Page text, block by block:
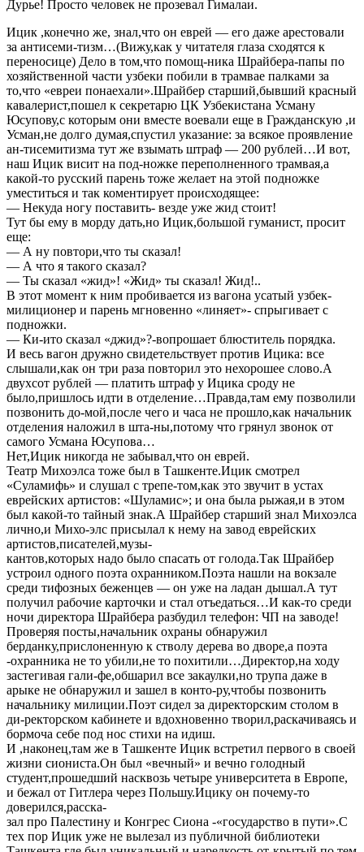
Дурье! Просто человек не прозевал Гималаи.
Ицик ,конечно же, знал,что он еврей — его даже арестовали
за антисеми-тизм…(Вижу,как у читателя глаза сходятся к
переносице) Дело в том,что помощ-ника Шрайбера-папы по
хозяйственной части узбеки побили в трамвае палками за
то,что «евреи понаехали».Шрайбер старший,бывший красный
кавалерист,пошел к секретарю ЦК Узбекистана Усману
Юсупову,с которым они вместе воевали еще в Гражданскую ,и
Усман,не долго думая,спустил указание: за всякое проявление
ан-тисемитизма тут же взымать штраф — 200 рублей…И вот,
наш Ицик висит на под-ножке переполненного трамвая,а
какой-то русский парень тоже желает на этой подножке
уместиться и так коментирует происходящее:
— Некуда ногу поставить- везде уже жид стоит!
Тут бы ему в морду дать,но Ицик,большой гуманист, просит
еще:
— А ну повтори,что ты сказал!
— А что я такого сказал?
— Ты сказал «жид»! «Жид» ты сказал! Жид!..
В этот момент к ним пробивается из вагона усатый узбек-
милиционер и парень мгновенно «линяет»- спрыгивает с
подножки.
— Ки-ито сказал «джид»?-вопрошает блюститель порядка.
И весь вагон дружно свидетельствует против Ицика: все
слышали,как он три раза повторил это нехорошее слово.А
двухсот рублей — платить штраф у Ицика сроду не
было,пришлось идти в отделение…Правда,там ему позволили
позвонить до-мой,после чего и часа не прошло,как начальник
отделения наложил в шта-ны,потому что грянул звонок от
самого Усмана Юсупова…
Нет,Ицик никогда не забывал,что он еврей.
Театр Михоэлса тоже был в Ташкенте.Ицик смотрел
«Суламифь» и слушал с трепе-том,как это звучит в устах
еврейских артистов: «Шуламис»; и она была рыжая,и в этом
был какой-то тайный знак.А Шрайбер старший знал Михоэлса
лично,и Михо-элс присылал к нему на завод еврейских
артистов,писателей,музы-
кантов,которых надо было спасать от голода.Так Шрайбер
устроил одного поэта охранником.Поэта нашли на вокзале
среди тифозных беженцев — он уже на ладан дышал.А тут
получил рабочие карточки и стал отъедаться…И как-то среди
ночи директора Шрайбера разбудил телефон: ЧП на заводе!
Проверяя посты,начальник охраны обнаружил
берданку,прислоненную к стволу дерева во дворе,а поэта
-охранника не то убили,не то похитили…Директор,на ходу
застегивая гали-фе,обшарил все закаулки,но трупа даже в
арыке не обнаружил и зашел в конто-ру,чтобы позвонить
начальнику милиции.Поэт сидел за директорским столом в
ди-ректорском кабинете и вдохновенно творил,раскачиваясь и
бормоча себе под нос стихи на идиш.
И ,наконец,там же в Ташкенте Ицик встретил первого в своей
жизни сиониста.Он был «вечный» и вечно голодный
студент,прошедший насквозь четыре университета в Европе,
и бежал от Гитлера через Польшу.Ицику он почему-то
доверился,расска-
зал про Палестину и Конгрес Сиона -«государство в пути».С
тех пор Ицик уже не вылезал из публичной библиотеки